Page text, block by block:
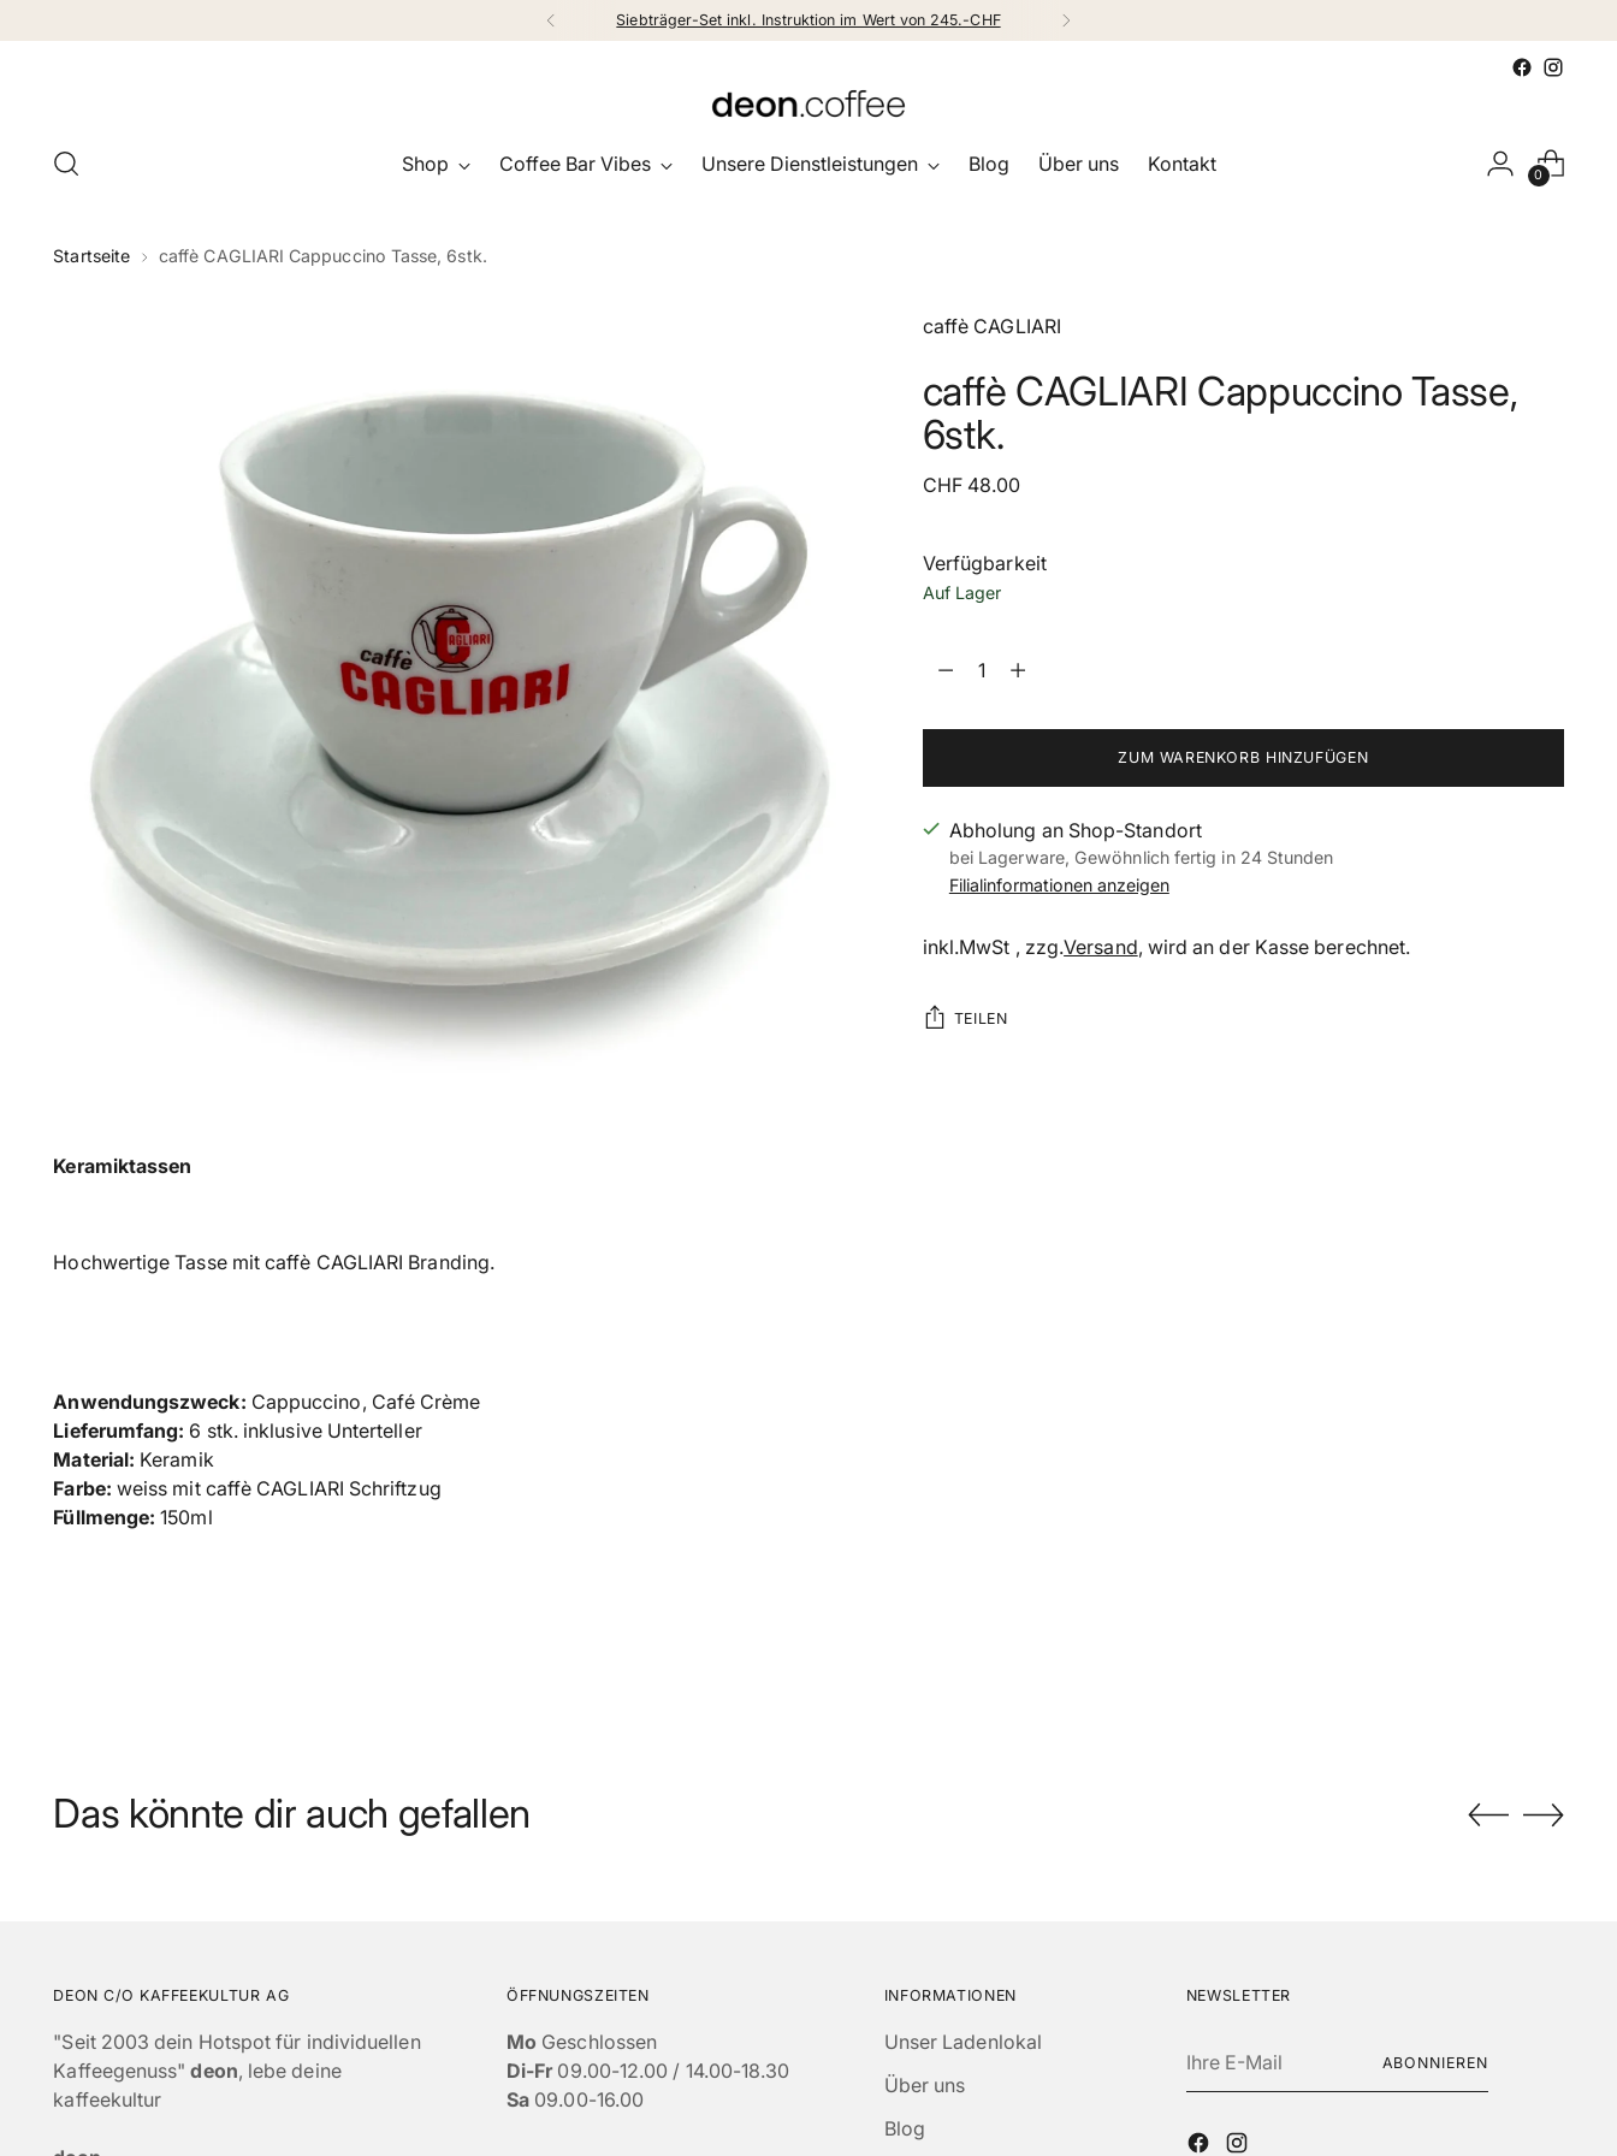
Siebträger-Set inkl. Instruktion im Wert von 245.-CHF
Shop Coffee Bar Vibes Unsere Dienstleistungen Blog Über uns Kontakt 0
Startseite caffè CAGLIARI Cappuccino Tasse, 6stk.
Keramiktassen
Hochwertige Tasse mit caffè CAGLIARI Branding.
Anwendungszweck: Cappuccino, Café Crème
Lieferumfang: 6 stk. inklusive Unterteller
Material: Keramik
Farbe: weiss mit caffè CAGLIARI Schriftzug
Füllmenge:150ml
caffè CAGLIARI
caffè CAGLIARI Cappuccino Tasse,
6stk.
Regulärer
CHF 48.00
Verfügbarkeit
Auf Lager
Menge
ZUM WARENKORB HINZUFÜGEN
Abholung an Shop-Standort
bei Lagerware, Gewöhnlich fertig in 24 Stunden
Filialinformationen anzeigen
inkl.MwSt , zzg.Versand, wird an der Kasse berechnet.
TEILEN
Das könnte dir auch gefallen
DEON C/O KAFFEEKULTUR AG
"Seit 2003 dein Hotspot für individuellen
Kaffeegenuss"deon, lebe deine
kaffeekultur
ÖFFNUNGSZEITEN
Mo Geschlossen
Di-Fr09.00-12.00 / 14.00-18.30
Sa 09.00-16.00
INFORMATIONEN
Unser Ladenlokal
Über uns
Blog
NEWSLETTER
E-
ABONNIEREN